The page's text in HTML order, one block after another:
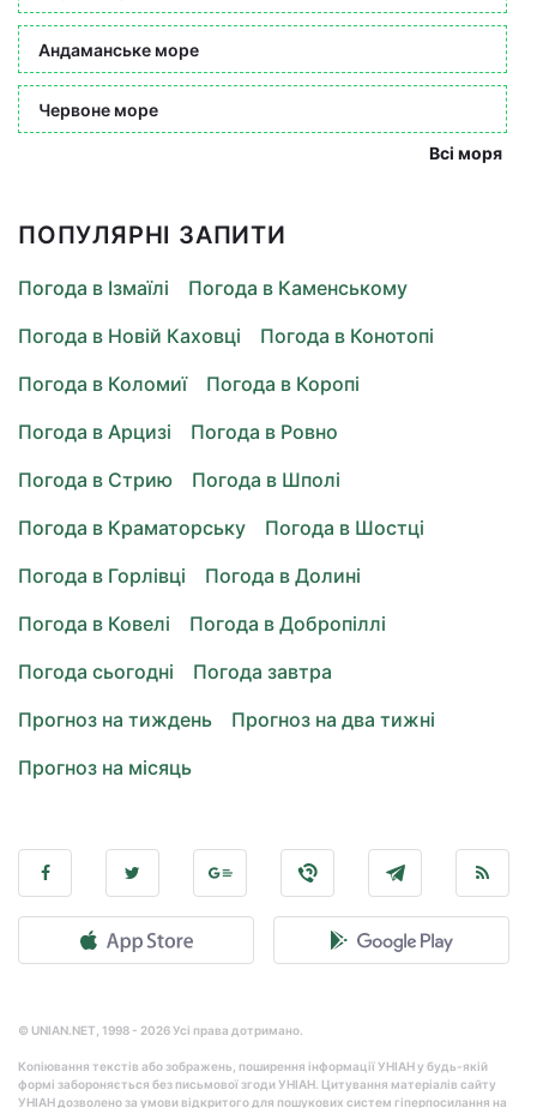
Андаманське море
Червоне море
Всі моря
ПОПУЛЯРНІ ЗАПИТИ
Погода в Ізмаїлі
Погода в Каменському
Погода в Новій Каховці
Погода в Конотопі
Погода в Коломиї
Погода в Коропі
Погода в Арцизі
Погода в Ровно
Погода в Стрию
Погода в Шполі
Погода в Краматорську
Погода в Шостці
Погода в Горлівці
Погода в Долині
Погода в Ковелі
Погода в Добропіллі
Погода сьогодні
Погода завтра
Прогноз на тиждень
Прогноз на два тижні
Прогноз на місяць
© UNIAN.NET, 1998 - 2026 Усі права дотримано.
Копіювання текстів або зображень, поширення інформації УНІАН у будь-якій
формі забороняється без письмової згоди УНІАН. Цитування матеріалів сайту
УНІАН дозволено за умови відкритого для пошукових систем гіперпосилання на